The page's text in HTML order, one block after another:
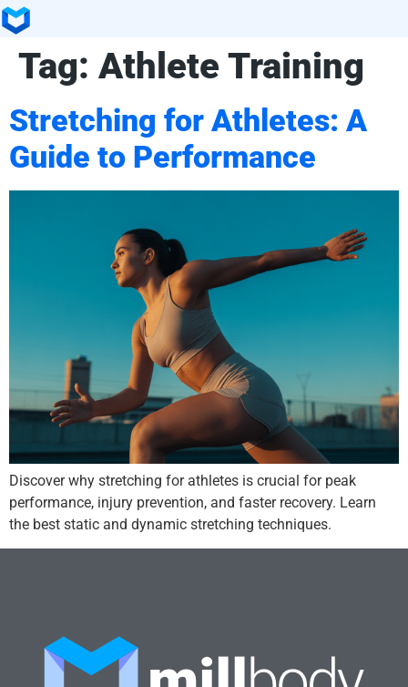
Tag: Athlete Training
Stretching for Athletes: A
Guide to Performance
Discover why stretching for athletes is crucial for peak
performance, injury prevention, and faster recovery. Learn
the best static and dynamic stretching techniques.